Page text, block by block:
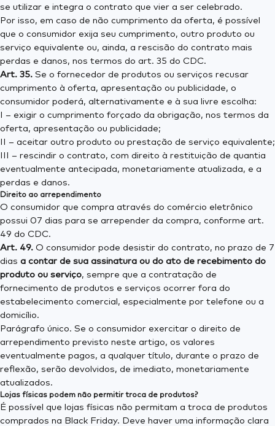
se utilizar e integra o contrato que vier a ser celebrado.
Por isso, em caso de não cumprimento da oferta, é possível
que o consumidor exija seu cumprimento, outro produto ou
serviço equivalente ou, ainda, a rescisão do contrato mais
perdas e danos, nos termos do art. 35 do CDC.
Art. 35. Se o fornecedor de produtos ou serviços recusar
cumprimento à oferta, apresentação ou publicidade, o
consumidor poderá, alternativamente e à sua livre escolha:
I – exigir o cumprimento forçado da obrigação, nos termos da
oferta, apresentação ou publicidade;
II – aceitar outro produto ou prestação de serviço equivalente;
III – rescindir o contrato, com direito à restituição de quantia
eventualmente antecipada, monetariamente atualizada, e a
perdas e danos.
Direito ao arrependimento
O consumidor que compra através do comércio eletrônico
possui 07 dias para se arrepender da compra, conforme art.
49 do CDC.
Art. 49. O consumidor pode desistir do contrato, no prazo de 7
dias a contar de sua assinatura ou do ato de recebimento do
produto ou serviço, sempre que a contratação de
fornecimento de produtos e serviços ocorrer fora do
estabelecimento comercial, especialmente por telefone ou a
domicílio.
Parágrafo único. Se o consumidor exercitar o direito de
arrependimento previsto neste artigo, os valores
eventualmente pagos, a qualquer título, durante o prazo de
reflexão, serão devolvidos, de imediato, monetariamente
atualizados.
Lojas físicas podem não permitir troca de produtos?
É possível que lojas físicas não permitam a troca de produtos
comprados na Black Friday. Deve haver uma informação clara